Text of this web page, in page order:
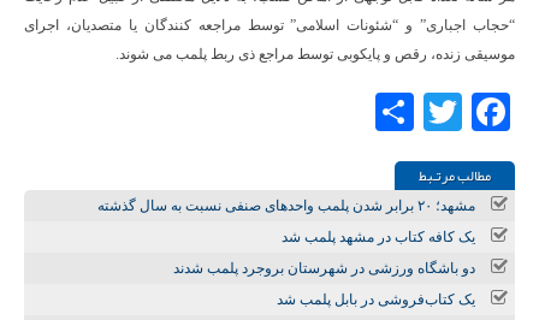
“حجاب اجباری” و “شئونات اسلامی” توسط مراجعه کنندگان یا متصدیان، اجرای
موسیقی زنده، رقص و پایکوبی توسط مراجع ذی ربط پلمب می شوند.
Facebook
Twitter
مطالب مرتـبط
مشهد؛ ۲۰ برابر شدن پلمب واحدهای صنفی نسبت به سال گذشته
یک کافه کتاب در مشهد پلمب شد
دو باشگاه ورزشی در شهرستان بروجرد پلمب شدند
یک کتاب‌فروشی در بابل پلمب شد